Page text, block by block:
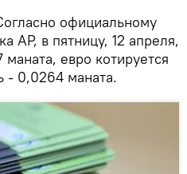
официальному
АР, в пятницу, 12 апреля,
маната, евро котируется
- 0,0264 маната.